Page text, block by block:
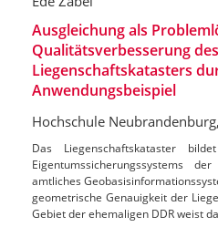
Ausgleichung als
Qualitätsverbesserung des
Liegenschaftskatasters
Anwendungsbeispiel
Hochschule
Das Liegenschaftskataster
Eigentumssicherungssystems
amtliches
geometrische Genauigkeit der
Gebiet der ehemaligen DDR weist